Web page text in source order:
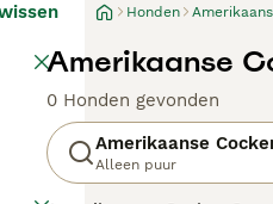
Honden
Amerikaanse
0 Honden gevonden
Amerikaanse
Alleen puur